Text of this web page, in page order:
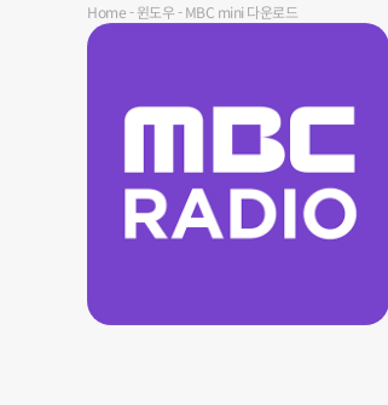
Home-윈도우-MBC mini 다운로드